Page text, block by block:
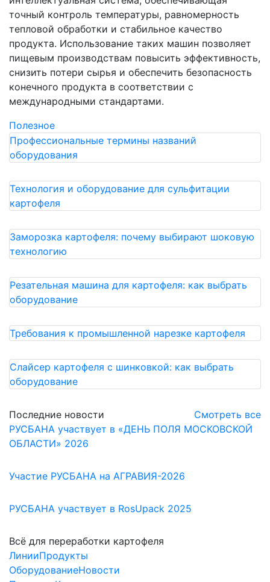
точный контроль температуры, равномерность
тепловой обработки и стабильное качество
продукта. Использование таких машин позволяет
пищевым производствам повысить эффективность,
снизить потери сырья и обеспечить безопасность
конечного продукта в соответствии с
международными стандартами.
Полезное
Профессиональные термины названий
оборудования
Технология и оборудование для сульфитации
картофеля
Заморозка картофеля: почему выбирают шоковую
технологию
Резательная машина для картофеля: как выбрать
оборудование
Требования к промышленной нарезке картофеля
Слайсер картофеля с шинковкой: как выбрать
оборудование
Последние новости
Смотреть все
РУСБАНА участвует в «ДЕНЬ ПОЛЯ МОСКОВСКОЙ
ОБЛАСТИ» 2026
Участие РУСБАНА на АГРАВИЯ-2026
РУСБАНА участвует в RosUpack 2025
Всё для переработки картофеля
ЛинииПродукты
ОборудованиеНовости